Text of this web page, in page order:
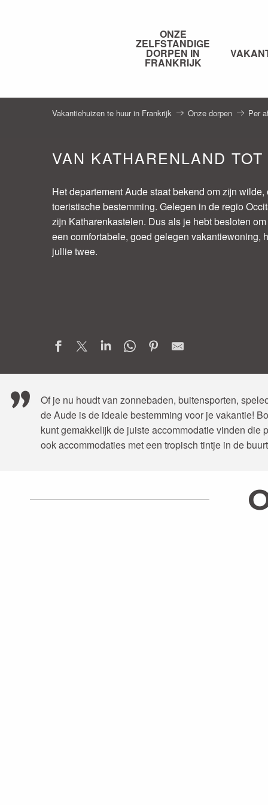
ONZE
ZELFSTANDIGE
DORPEN IN
FRANKRIJK
Vakantiehuizen te huur in Frankrijk Onze dorpen Per
VAN KATHARENLAND
Het departement Aude staat bekend om zijn
toeristische bestemming. Gelegen in de regio
zijn Katharenkastelen. Dus als je hebt besloten
een comfortabele, goed gelegen vakantiewoning,
jullie twee.
Of je nu houdt van zonnebaden, buitensporten,
de Aude is de ideale bestemming voor je vakantie!
kunt gemakkelijk de juiste accommodatie vinden die
ook accommodaties met een tropisch tintje in de